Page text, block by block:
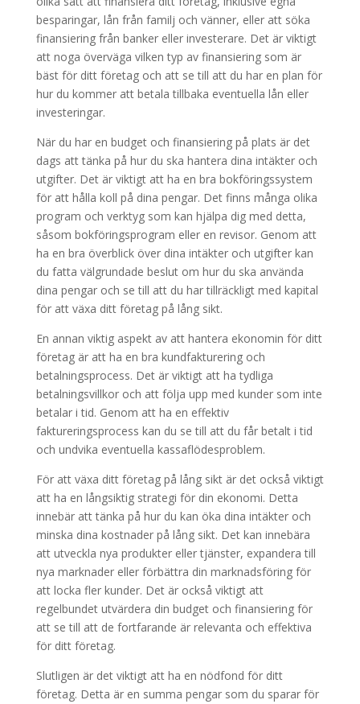
besparingar, lån från familj och vänner, eller att söka
finansiering från banker eller investerare. Det är viktigt
att noga överväga vilken typ av finansiering som är
bäst för ditt företag och att se till att du har en plan för
hur du kommer att betala tillbaka eventuella lån eller
investeringar.
När du har en budget och finansiering på plats är det
dags att tänka på hur du ska hantera dina intäkter och
utgifter. Det är viktigt att ha en bra bokföringssystem
för att hålla koll på dina pengar. Det finns många olika
program och verktyg som kan hjälpa dig med detta,
såsom bokföringsprogram eller en revisor. Genom att
ha en bra överblick över dina intäkter och utgifter kan
du fatta välgrundade beslut om hur du ska använda
dina pengar och se till att du har tillräckligt med kapital
för att växa ditt företag på lång sikt.
En annan viktig aspekt av att hantera ekonomin för ditt
företag är att ha en bra kundfakturering och
betalningsprocess. Det är viktigt att ha tydliga
betalningsvillkor och att följa upp med kunder som inte
betalar i tid. Genom att ha en effektiv
faktureringsprocess kan du se till att du får betalt i tid
och undvika eventuella kassaflödesproblem.
För att växa ditt företag på lång sikt är det också viktigt
att ha en långsiktig strategi för din ekonomi. Detta
innebär att tänka på hur du kan öka dina intäkter och
minska dina kostnader på lång sikt. Det kan innebära
att utveckla nya produkter eller tjänster, expandera till
nya marknader eller förbättra din marknadsföring för
att locka fler kunder. Det är också viktigt att
regelbundet utvärdera din budget och finansiering för
att se till att de fortfarande är relevanta och effektiva
för ditt företag.
Slutligen är det viktigt att ha en nödfond för ditt
företag. Detta är en summa pengar som du sparar för